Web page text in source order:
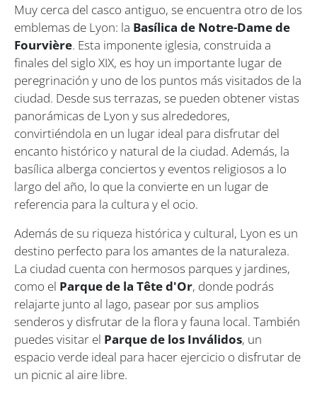
Muy cerca del casco antiguo, se encuentra otro de los
emblemas de Lyon: la Basílica de Notre-Dame de
Fourvière. Esta imponente iglesia, construida a
finales del siglo XIX, es hoy un importante lugar de
peregrinación y uno de los puntos más visitados de la
ciudad. Desde sus terrazas, se pueden obtener vistas
panorámicas de Lyon y sus alrededores,
convirtiéndola en un lugar ideal para disfrutar del
encanto histórico y natural de la ciudad. Además, la
basílica alberga conciertos y eventos religiosos a lo
largo del año, lo que la convierte en un lugar de
referencia para la cultura y el ocio.
Además de su riqueza histórica y cultural, Lyon es un
destino perfecto para los amantes de la naturaleza.
La ciudad cuenta con hermosos parques y jardines,
como el Parque de la Tête d'Or, donde podrás
relajarte junto al lago, pasear por sus amplios
senderos y disfrutar de la flora y fauna local. También
puedes visitar el Parque de los Inválidos, un
espacio verde ideal para hacer ejercicio o disfrutar de
un picnic al aire libre.